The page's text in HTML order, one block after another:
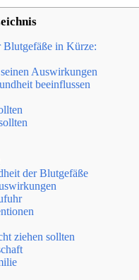
Blutgefäße in Kürze:
Auswirkungen
beeinflussen
der Blutgefäße
ziehen sollten